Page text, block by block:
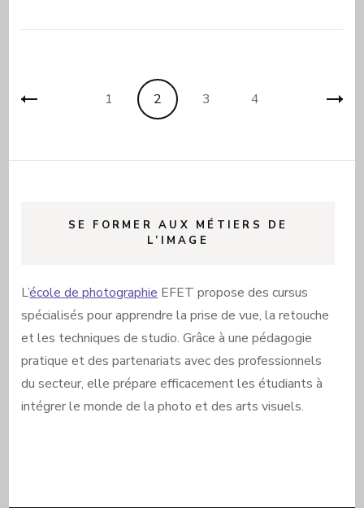
Pagination
des
Page
1 Page
2 Page
3 Page
4
SE FORMER AUX MÉTIERS DE
L’IMAGE
L’école de photographie EFET propose des cursus
spécialisés pour apprendre la prise de vue, la retouche
et les techniques de studio. Grâce à une pédagogie
pratique et des partenariats avec des professionnels
du secteur, elle prépare efficacement les étudiants à
intégrer le monde de la photo et des arts visuels.